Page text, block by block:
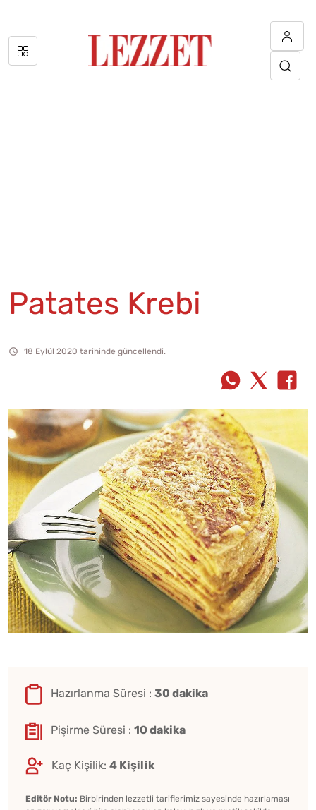
Patates Krebi
18 Eylül 2020 tarihinde güncellendi.
Hazırlanma Süresi : 30 dakika
Pişirme Süresi : 10 dakika
Kaç Kişilik: 4 Kişilik
Editör Notu: Birbirinden lezzetli tariflerimiz sayesinde hazırlaması